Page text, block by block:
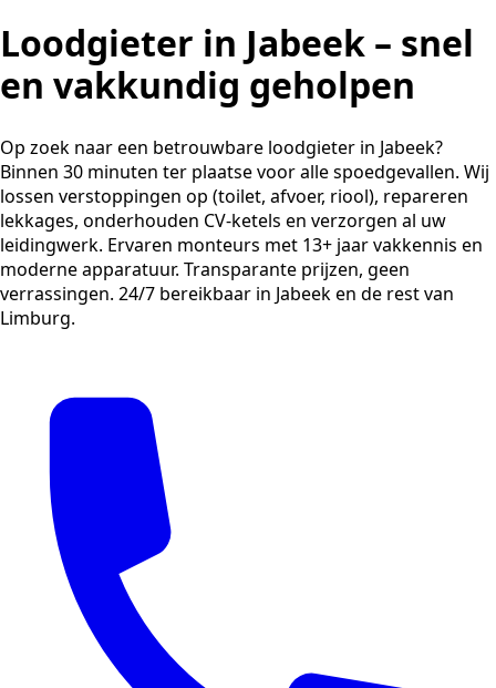
Loodgieter in Jabeek – snel
en vakkundig geholpen
Op zoek naar een betrouwbare loodgieter in Jabeek?
Binnen 30 minuten ter plaatse voor alle spoedgevallen. Wij
lossen verstoppingen op (toilet, afvoer, riool), repareren
lekkages, onderhouden CV-ketels en verzorgen al uw
leidingwerk. Ervaren monteurs met 13+ jaar vakkennis en
moderne apparatuur. Transparante prijzen, geen
verrassingen. 24/7 bereikbaar in Jabeek en de rest van
Limburg.